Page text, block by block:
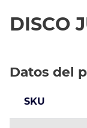
DISCO
Datos del
SKU